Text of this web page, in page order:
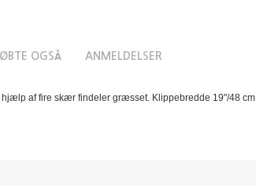
OGSÅ ANMELDELSER
hjælp af fire skær findeler græsset. Klippebredde 19"/48 cm